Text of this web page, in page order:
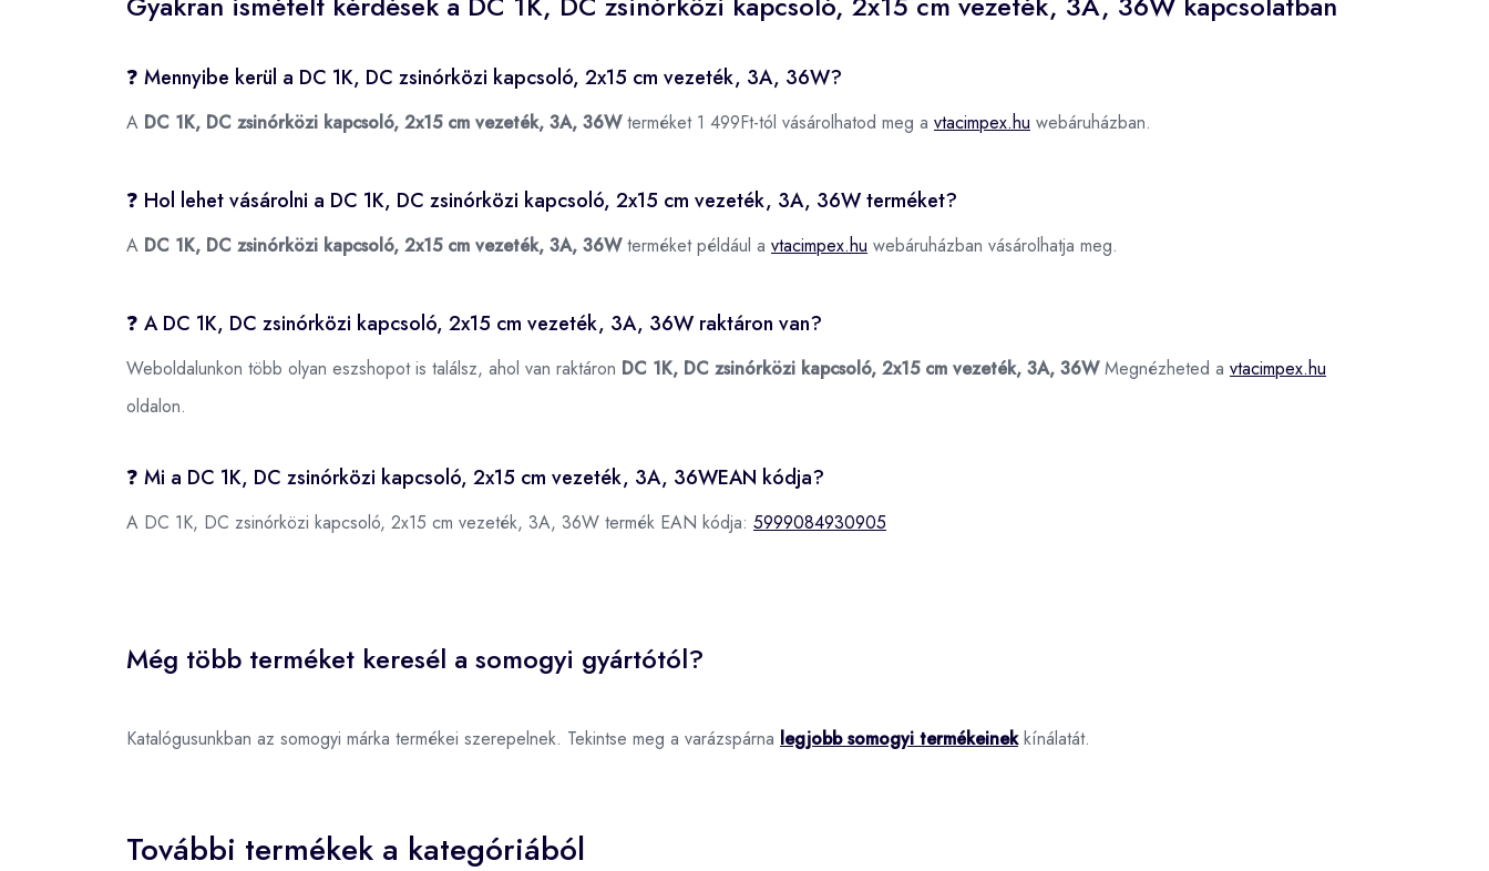
❓ Mennyibe kerül a DC 1K, DC zsinórközi kapcsoló, 2x15 cm vezeték, 3A, 36W?
A DC 1K, DC zsinórközi kapcsoló, 2x15 cm vezeték, 3A, 36Wterméket 1 499Ft-tól vásárolhatod meg a vtacimpex.hu webáruházban.
❓ Hol lehet vásárolni a DC 1K, DC zsinórközi kapcsoló, 2x15 cm vezeték, 3A, 36W terméket?
A DC 1K, DC zsinórközi kapcsoló, 2x15 cm vezeték, 3A, 36Wterméket például a vtacimpex.hu webáruházban vásárolhatja meg.
❓ A DC 1K, DC zsinórközi kapcsoló, 2x15 cm vezeték, 3A, 36W raktáron van?
Weboldalunkon több olyan eszshopot is találsz, ahol van raktáron DC 1K, DC zsinórközi kapcsoló, 2x15 cm vezeték, 3A, 36WMegnézheted a vtacimpex.hu
oldalon.
❓ Mi a DC 1K, DC zsinórközi kapcsoló, 2x15 cm vezeték, 3A, 36WEAN kódja?
A DC 1K, DC zsinórközi kapcsoló, 2x15 cm vezeték, 3A, 36W termék EAN kódja: 5999084930905
Még több terméket keresél a somogyi gyártótól?
Katalógusunkban az somogyi márka termékei szerepelnek. Tekintse meg a varázspárna legjobb somogyi termékeinekkínálatát.
További termékek a kategóriából